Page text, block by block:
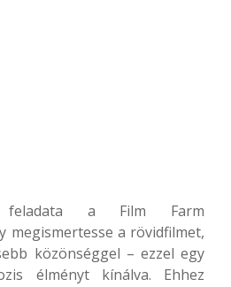
feladata a Film Farm
megismertesse a rövidfilmet,
közönséggel – ezzel egy
élményt kínálva. Ehhez